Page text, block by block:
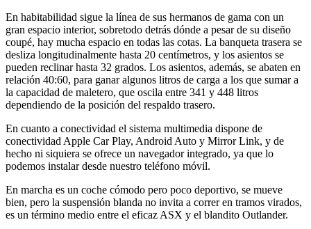
En habitabilidad sigue la línea de sus hermanos de gama con un
gran espacio interior, sobretodo detrás dónde a pesar de su diseño
coupé, hay mucha espacio en todas las cotas. La banqueta trasera se
desliza longitudinalmente hasta 20 centímetros, y los asientos se
pueden reclinar hasta 32 grados. Los asientos, además, se abaten en
relación 40:60, para ganar algunos litros de carga a los que sumar a
la capacidad de maletero, que oscila entre 341 y 448 litros
dependiendo de la posición del respaldo trasero.
En cuanto a conectividad el sistema multimedia dispone de
conectividad Apple Car Play, Android Auto y Mirror Link, y de
hecho ni siquiera se ofrece un navegador integrado, ya que lo
podemos instalar desde nuestro teléfono móvil.
En marcha es un coche cómodo pero poco deportivo, se mueve
bien, pero la suspensión blanda no invita a correr en tramos virados,
es un término medio entre el eficaz ASX y el blandito Outlander.